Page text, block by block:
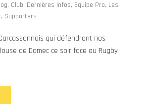
, Club, Dernières infos, Equipe Pro, Les
, Supporters
qui défendront nos
de Domec ce soir face au Rugby